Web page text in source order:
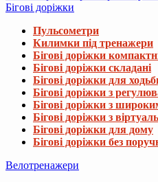
Бігові доріжки
Пульсометри
Килимки під тренажери
Бігові доріжки
Бігові доріжки складані
Бігові доріжки для
Бігові доріжки з
Бігові доріжки з
Бігові доріжки з
Бігові доріжки для дому
Бігові доріжки без
Велотренажери